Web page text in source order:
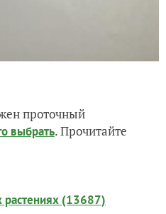
проточный
выбрать. Прочитайте
растениях (13687)